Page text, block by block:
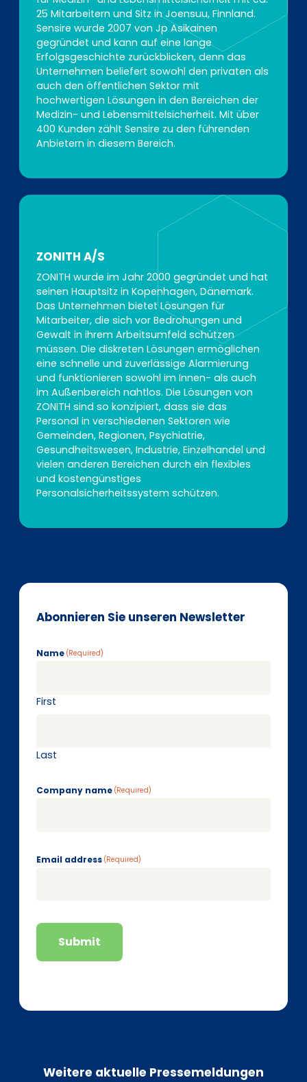
25 Mitarbeitern und Sitz in Joensuu, Finnland.
Sensire wurde 2007 von Jp Asikainen
gegründet und kann auf eine lange
Erfolgsgeschichte zurückblicken, denn das
Unternehmen beliefert sowohl den privaten als
auch den öffentlichen Sektor mit
hochwertigen Lösungen in den Bereichen der
Medizin- und Lebensmittelsicherheit. Mit über
400 Kunden zählt Sensire zu den führenden
Anbietern in diesem Bereich.
ZONITH A/S
ZONITH wurde im Jahr 2000 gegründet und hat
seinen Hauptsitz in Kopenhagen, Dänemark.
Das Unternehmen bietet Lösungen für
Mitarbeiter, die sich vor Bedrohungen und
Gewalt in ihrem Arbeitsumfeld schützen
müssen. Die diskreten Lösungen ermöglichen
eine schnelle und zuverlässige Alarmierung
und funktionieren sowohl im Innen- als auch
im Außenbereich nahtlos. Die Lösungen von
ZONITH sind so konzipiert, dass sie das
Personal in verschiedenen Sektoren wie
Gemeinden, Regionen, Psychiatrie,
Gesundheitswesen, Industrie, Einzelhandel und
vielen anderen Bereichen durch ein flexibles
und kostengünstiges
Personalsicherheitssystem schützen.
Abonnieren Sie unseren Newsletter
Name (Required)
First
Last
Company name (Required)
Email address (Required)
Submit
Weitere aktuelle Pressemeldungen